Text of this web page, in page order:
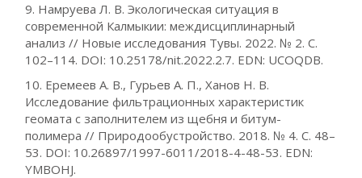
9. Намруева Л. В. Экологическая ситуация в
современной Калмыкии: междисциплинарный
анализ // Новые исследования Тувы. 2022. № 2. С.
102–114. DOI: 10.25178/nit.2022.2.7. EDN: UCOQDB.
10. Еремеев А. В., Гурьев А. П., Ханов Н. В.
Исследование фильтрационных характеристик
геомата с заполнителем из щебня и битум-
полимера // Природообустройство. 2018. № 4. С. 48–
53. DOI: 10.26897/1997-6011/2018-4-48-53. EDN:
YMBOHJ.